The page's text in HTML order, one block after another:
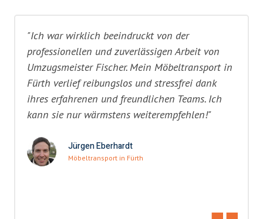
"Ich war wirklich beeindruckt von der
professionellen und zuverlässigen Arbeit von
Umzugsmeister Fischer. Mein Möbeltransport in
Fürth verlief reibungslos und stressfrei dank
ihres erfahrenen und freundlichen Teams. Ich
kann sie nur wärmstens weiterempfehlen!"
Jürgen Eberhardt
Möbeltransport in Fürth